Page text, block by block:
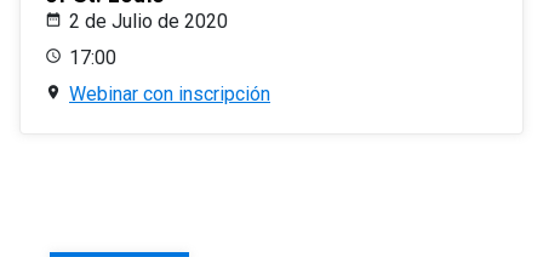
2 de Julio de 2020
17:00
Webinar con inscripción